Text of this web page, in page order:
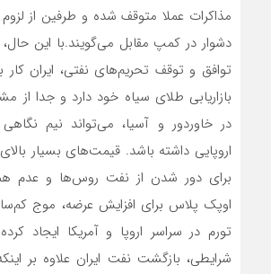
مذاکرات عملا متوقف شده و طرفین از
دشوار در کمپ مقابل می‌‌‌‌‌‌گویند.با این
توافق و توقف تحریم‌‌‌های نفتی، ایران کار
بازاریابی طلای سیاه خود دارد و جدا از
در خاوردور و آسیا، می‌‌‌تواند نیم
اروپایی داشته باشد. قیمت‌‌‌های بسیار
برای دور شدن از نفت روس‌‌‌ها و عدم
اوپک پلاس برای افزایش عرضه، موج
تورم در سراسر اروپا و آمریکا ایجاد
شرایطی، بازگشت نفت ایران علاوه بر